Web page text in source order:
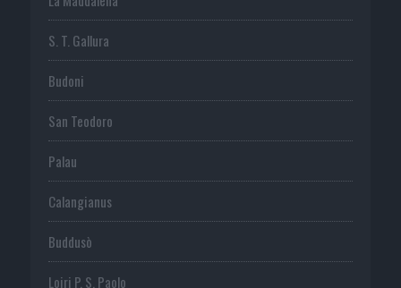
S. T. Gallura
Budoni
San Teodoro
Palau
Calangianus
Buddusò
Loiri P. S. Paolo